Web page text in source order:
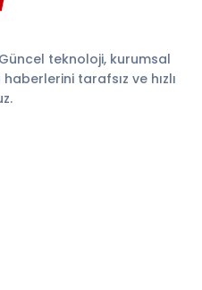
teknoloji, kurumsal
tarafsız ve hızlı